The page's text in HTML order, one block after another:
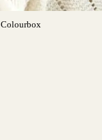
Colourbox